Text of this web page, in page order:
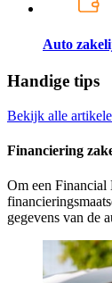
Auto
Handige tips
Bekijk alle
Financiering
Om een Financial
gegevens van de